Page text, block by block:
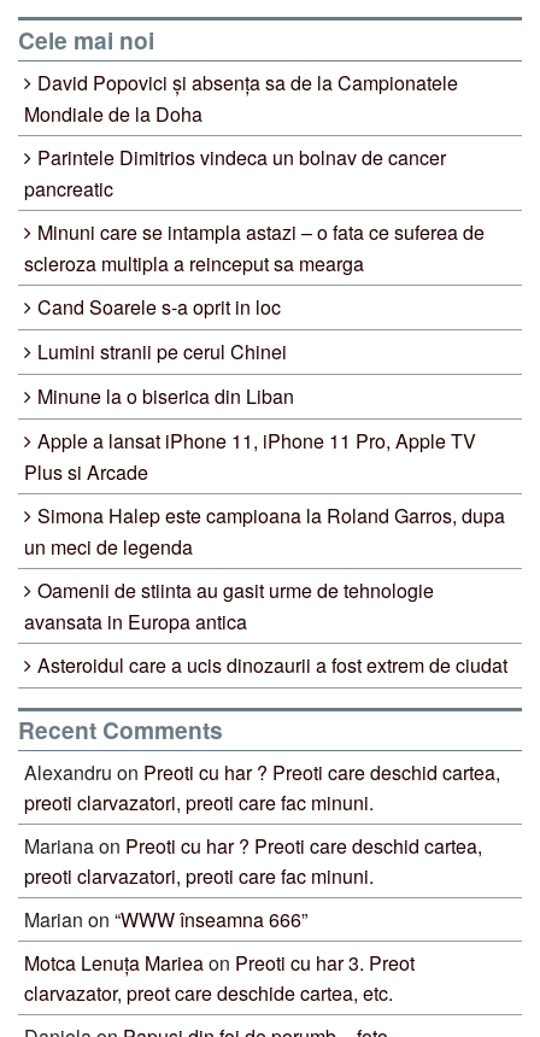
Cele mai noi
David Popovici și absența sa de la Campionatele
Mondiale de la Doha
Parintele Dimitrios vindeca un bolnav de cancer
pancreatic
Minuni care se intampla astazi – o fata ce suferea de
scleroza multipla a reinceput sa mearga
Cand Soarele s-a oprit in loc
Lumini stranii pe cerul Chinei
Minune la o biserica din Liban
Apple a lansat iPhone 11, iPhone 11 Pro, Apple TV
Plus si Arcade
Simona Halep este campioana la Roland Garros, dupa
un meci de legenda
Oamenii de stiinta au gasit urme de tehnologie
avansata in Europa antica
Asteroidul care a ucis dinozaurii a fost extrem de ciudat
Recent Comments
Alexandru on Preoti cu har ? Preoti care deschid cartea,
preoti clarvazatori, preoti care fac minuni.
Marianaon Preoti cu har ? Preoti care deschid cartea,
preoti clarvazatori, preoti care fac minuni.
Marian on “WWW înseamna 666”
Motca Lenuța Marieaon Preoti cu har 3. Preot
clarvazator, preot care deschide cartea, etc.